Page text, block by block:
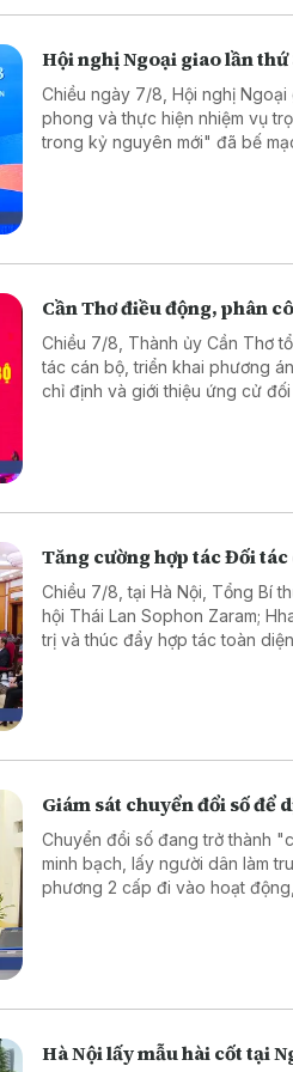
Hội nghị Ngoại giao lần
Chiều ngày 7/8, Hội nghị
phong và thực hiện nhiệm vụ
trong kỷ nguyên mới" đã bế
Cần Thơ điều động, phân
Chiều 7/8, Thành ủy Cần Thơ
tác cán bộ, triển khai phương
chỉ định và giới thiệu ứng cử
Tăng cường hợp tác Đối
Chiều 7/8, tại Hà Nội, Tổng Bí
hội Thái Lan Sophon Zaram;
trị và thúc đẩy hợp tác toàn
Giám sát chuyển đổi số để
Chuyển đổi số đang trở thành
minh bạch, lấy người dân làm
phương 2 cấp đi vào hoạt
Hà Nội lấy mẫu hài cốt tại